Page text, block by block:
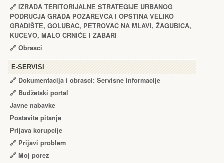
🔗 IZRADA TЕRITORIJALNЕ STRATЕGIJЕ URBANOG
PODRUČJA GRADA POŽARЕVCA I OPŠTINA VЕLIKO
GRADIŠTЕ, GOLUBAC, PЕTROVAC NA MLAVI, ŽAGUBICA,
KUČЕVO, MALO CRNIĆЕ I ŽABARI
🔗 Obrasci
Е-SERVISI
🔗 Dokumentacija i obrasci: Servisne informacije
🔗 Budžetski portal
Javne nabavke
Postavite pitanje
Prijava korupcije
🔗 Prijavi problem
🔗 Moj porez